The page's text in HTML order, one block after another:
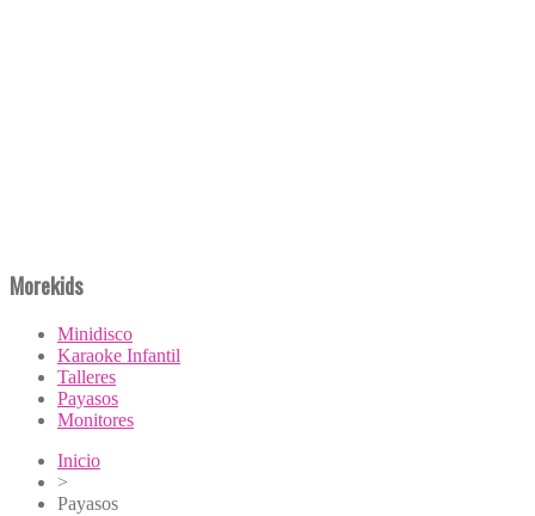
Morekids
Minidisco
Karaoke Infantil
Talleres
Payasos
Monitores
Inicio
>
Payasos